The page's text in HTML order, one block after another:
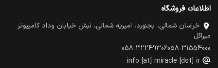
اطلاعات فروشگاه
خراسان شمالی، بجنورد، امیریه شمالی، نبش خیابان وداد کامپیوتر
میراکل
058-31554000
058-32249306
info [at] miracle [dot] ir